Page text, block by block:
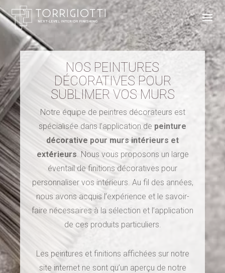
NOS PEINTURES
DÉCORATIVES POUR
SUBLIMER VOS MURS
Notre équipe de peintres décorateurs est
spécialisée dans l’application de peinture
décorative pour murs intérieurs et
extérieurs . Nous vous proposons un large
éventail de finitions décoratives pour
personnaliser vos intérieurs. Au fil des années,
nous avons acquis l’expérience et le savoir-
faire nécessaires à la sélection et l’application
de ces produits particuliers.
Les peintures et finitions affichées sur notre
site internet ne sont qu’un aperçu de notre